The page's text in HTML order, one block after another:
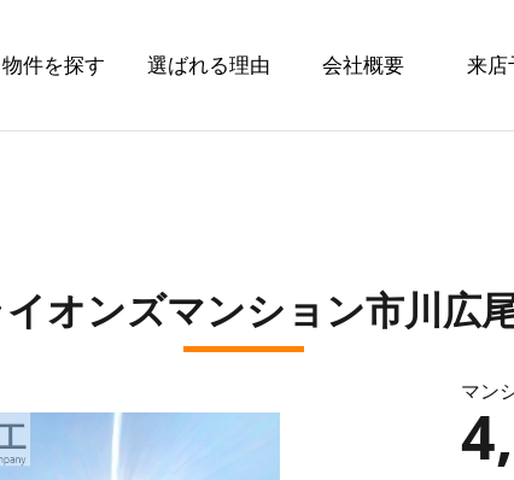
物件を探す 選ばれる理由 会社概要 来店
イオンズマンション市川広
マン